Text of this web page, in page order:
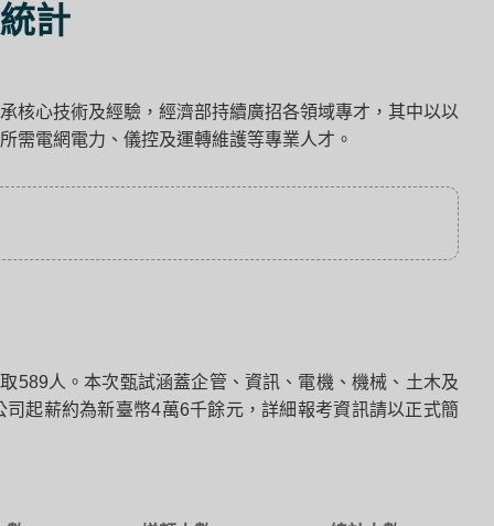
計
核心技術及經驗，經濟部持續廣招各領域專才，其中以以
需電網電力、儀控及運轉維護等專業人才。
589人。本次甄試涵蓋企管、資訊、電機、機械、土木及
起薪約為新臺幣4萬6千餘元，詳細報考資訊請以正式簡